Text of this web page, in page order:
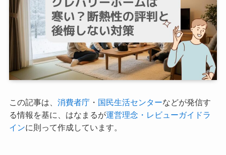
この記事は、 消費者庁・ 国民生活センターなどが発信す
る情報を基に、はなまるが運営理念・レビューガイドラ
インに則って作成しています。